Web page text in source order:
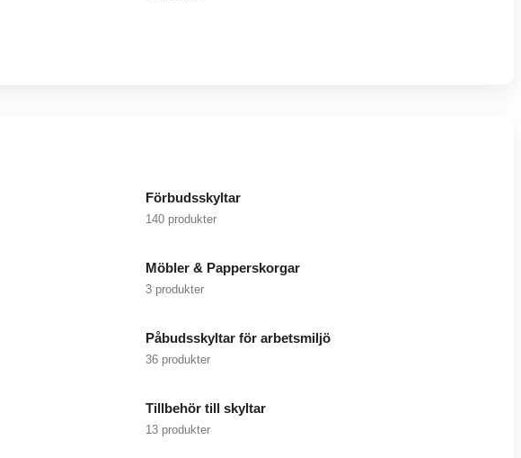
Förbudsskyltar
140 produkter
Möbler & Papperskorgar
3 produkter
Påbudsskyltar för arbetsmiljö
36 produkter
Tillbehör till skyltar
13 produkter